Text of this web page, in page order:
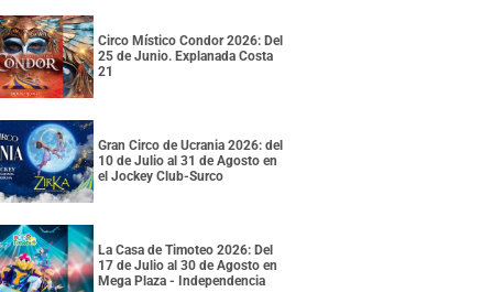
Circo Místico Condor 2026: Del
25 de Junio. Explanada Costa
21
Gran Circo de Ucrania 2026: del
10 de Julio al 31 de Agosto en
el Jockey Club-Surco
La Casa de Timoteo 2026: Del
17 de Julio al 30 de Agosto en
Mega Plaza - Independencia